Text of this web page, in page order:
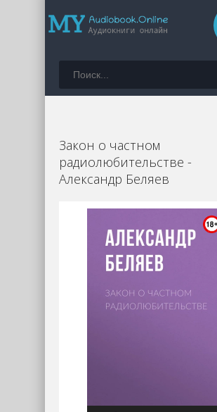
Закон о частном
радиолюбительстве -
Александр Беляев